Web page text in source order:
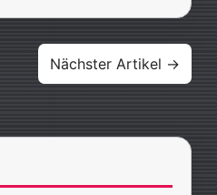
Nächster Artikel →